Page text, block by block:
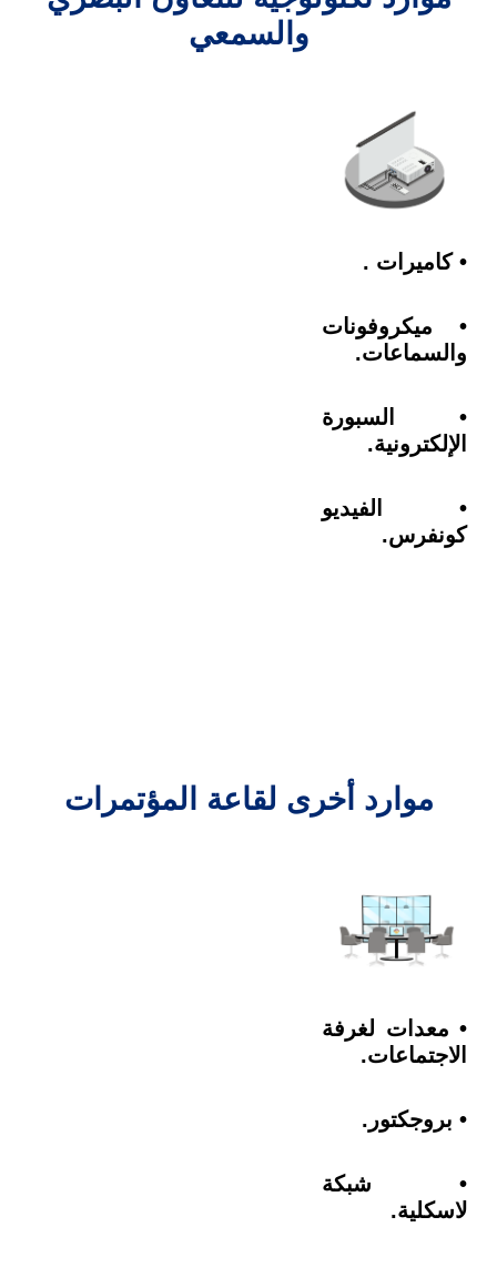
والسمعي
• كاميرات .
• ميكروفونات
والسماعات.
• السبورة
الإلكترونية.
• الفيديو
كونفرس.
موارد أخرى لقاعة المؤتمرات
• معدات لغرفة
الاجتماعات.
• بروجكتور.
• شبكة
لاسكلية.